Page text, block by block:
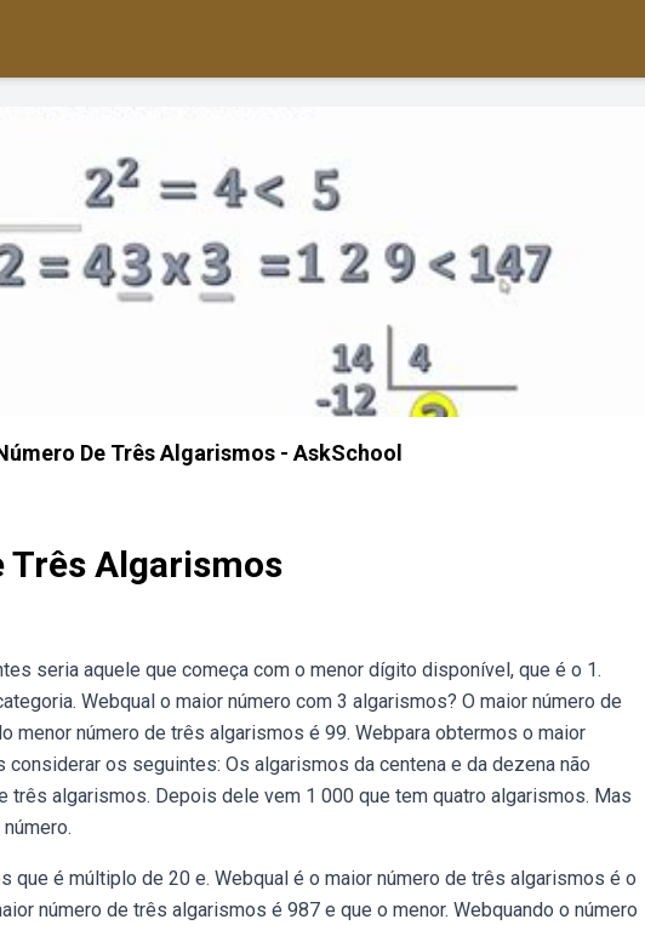
De Três Algarismos - AskSchool
Três Algarismos
seria aquele que começa com o menor dígito disponível, que é o 1.
Webqual o maior número com 3 algarismos? O maior número de
número de três algarismos é 99. Webpara obtermos o maior
os seguintes: Os algarismos da centena e da dezena não
três algarismos. Depois dele vem 1 000 que tem quatro algarismos. Mas
que é múltiplo de 20 e. Webqual é o maior número de três algarismos é o
número de três algarismos é 987 e que o menor. Webquando o número